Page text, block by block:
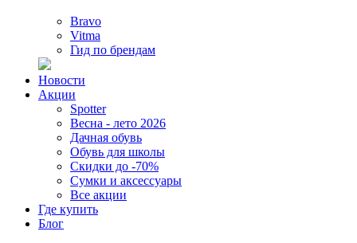
Bravo
Vitma
Гид по брендам
Новости
Акции
Spotter
Весна - лето 2026
Дачная обувь
Обувь для школы
Скидки до -70%
Сумки и аксессуары
Все акции
Где купить
Блог